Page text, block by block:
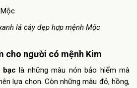
lá cây đẹp hợp mệnh Mộc
cho người có mệnh Kim
bạc là những màu nón bảo hiểm mà
lựa chọn. Còn những màu đỏ, hồng,